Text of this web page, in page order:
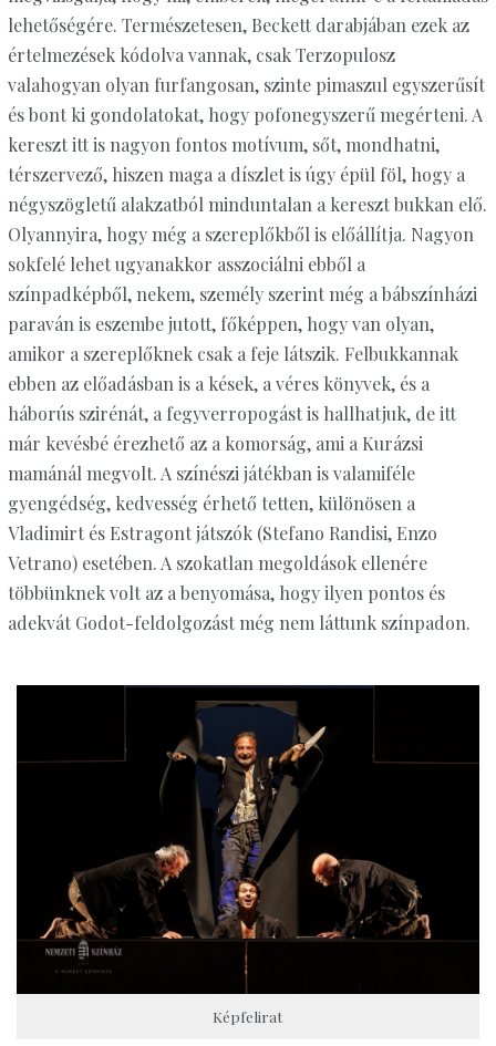
lehetőségére. Természetesen, Beckett darabjában ezek az
értelmezések kódolva vannak, csak Terzopulosz
valahogyan olyan furfangosan, szinte pimaszul egyszerűsít
és bont ki gondolatokat, hogy pofonegyszerű megérteni. A
kereszt itt is nagyon fontos motívum, sőt, mondhatni,
térszervező, hiszen maga a díszlet is úgy épül föl, hogy a
négyszögletű alakzatból minduntalan a kereszt bukkan elő.
Olyannyira, hogy még a szereplőkből is előállítja. Nagyon
sokfelé lehet ugyanakkor asszociálni ebből a
színpadképből, nekem, személy szerint még a bábszínházi
paraván is eszembe jutott, főképpen, hogy van olyan,
amikor a szereplőknek csak a feje látszik. Felbukkannak
ebben az előadásban is a kések, a véres könyvek, és a
háborús szirénát, a fegyverropogást is hallhatjuk, de itt
már kevésbé érezhető az a komorság, ami a Kurázsi
mamánál megvolt. A színészi játékban is valamiféle
gyengédség, kedvesség érhető tetten, különösen a
Vladimirt és Estragont játszók (Stefano Randisi, Enzo
Vetrano) esetében. A szokatlan megoldások ellenére
többünknek volt az a benyomása, hogy ilyen pontos és
adekvát Godot-feldolgozást még nem láttunk színpadon.
Képfelirat